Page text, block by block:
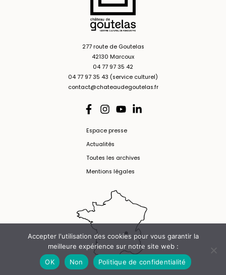
277 route de Goutelas
42130 Marcoux
04 77 97 35 42
04 77 97 35 43 (service culturel)
contact@chateaudegoutelas.fr
Espace presse
Actualités
Toutes les archives
Mentions légales
Accepter l'utilisation des cookies pour vous garantir la
meilleure expérience sur notre site web :
OK
Non Politique de confidentialité